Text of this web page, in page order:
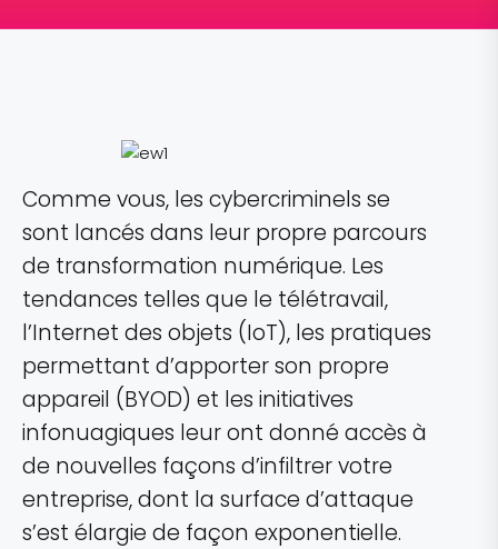
Comme vous, les cybercriminels se
sont lancés dans leur propre parcours
de transformation numérique. Les
tendances telles que le télétravail,
l’Internet des objets (IoT), les pratiques
permettant d’apporter son propre
appareil (BYOD) et les initiatives
infonuagiques leur ont donné accès à
de nouvelles façons d’infiltrer votre
entreprise, dont la surface d’attaque
s’est élargie de façon exponentielle.